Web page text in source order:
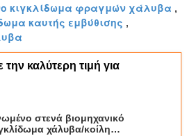
κιγκλίδωμα φραγμών χάλυβα ,
καυτής εμβύθισης ,
καλύτερη τιμή για
στενά βιομηχανικό
χάλυβα/κοίλη